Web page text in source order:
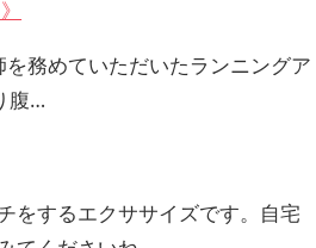
を務めていただいたランニングア
腹…
をするエクササイズです。自宅